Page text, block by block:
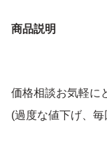
商品説明
価格相談お気軽に
(過度な値下げ、